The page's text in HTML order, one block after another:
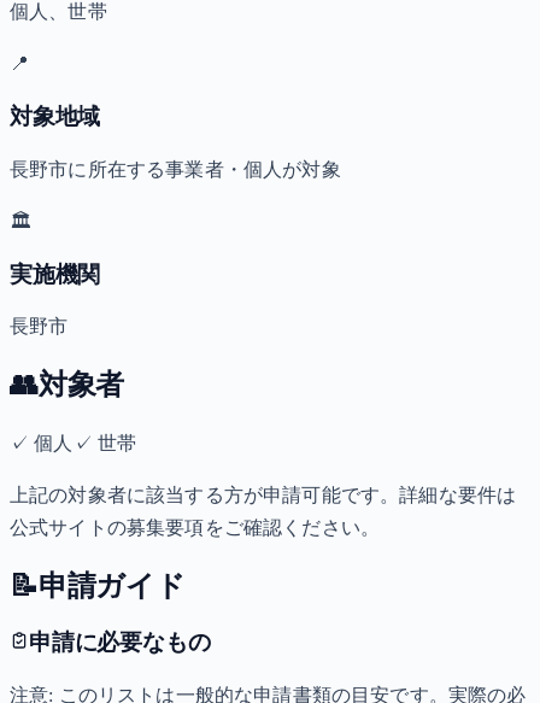
個人、世帯
📍
対象地域
長野市に所在する事業者・個人が対象
🏛️
実施機関
長野市
👥対象者
✓個人 ✓ 世帯
上記の対象者に該当する方が申請可能です。詳細な要件は
公式サイトの募集要項をご確認ください。
📝申請ガイド
申請に必要なもの
注意: このリストは一般的な申請書類の目安です。実際の必